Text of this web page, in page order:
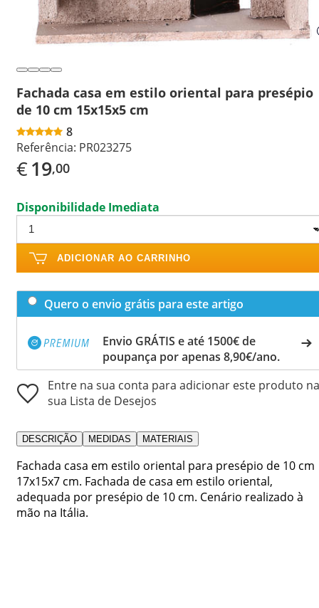
Fachada casa em estilo oriental para presépio
de 10 cm 15x15x5 cm
8
Referência: PR023275
€19,00
Disponibilidade Imediata
ADICIONAR AO CARRINHO
Quero o envio grátis para este artigo
Envio GRÁTIS e até 1500€ de
poupança por apenas 8,90€/ano.
Entre na sua conta para adicionar este produto na
sua Lista de Desejos
DESCRIÇÃO MEDIDAS MATERIAIS
Fachada casa em estilo oriental para presépio de 10 cm
17x15x7 cm. Fachada de casa em estilo oriental,
adequada por presépio de 10 cm. Cenário realizado à
mão na Itália.